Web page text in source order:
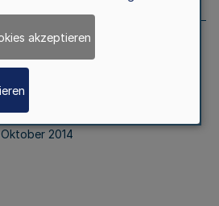
Hochschulen des Landes
(Hochschulgesetz -
2014
akzeptieren